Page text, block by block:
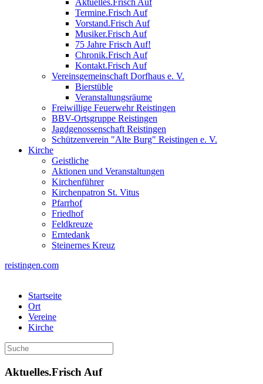
Aktuelles.Frisch Auf
Termine.Frisch Auf
Vorstand.Frisch Auf
Musiker.Frisch Auf
75 Jahre Frisch Auf!
Chronik.Frisch Auf
Kontakt.Frisch Auf
Vereinsgemeinschaft Dorfhaus e. V.
Bierstüble
Veranstaltungsräume
Freiwillige Feuerwehr Reistingen
BBV-Ortsgruppe Reistingen
Jagdgenossenschaft Reistingen
Schützenverein "Alte Burg" Reistingen e. V.
Kirche
Geistliche
Aktionen und Veranstaltungen
Kirchenführer
Kirchenpatron St. Vitus
Pfarrhof
Friedhof
Feldkreuze
Erntedank
Steinernes Kreuz
reistingen.com
Startseite
Ort
Vereine
Kirche
Aktuelles.Frisch Auf